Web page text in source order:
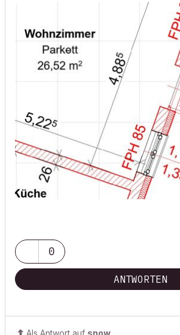
0
ANTWORTEN
Als Antwort auf snow